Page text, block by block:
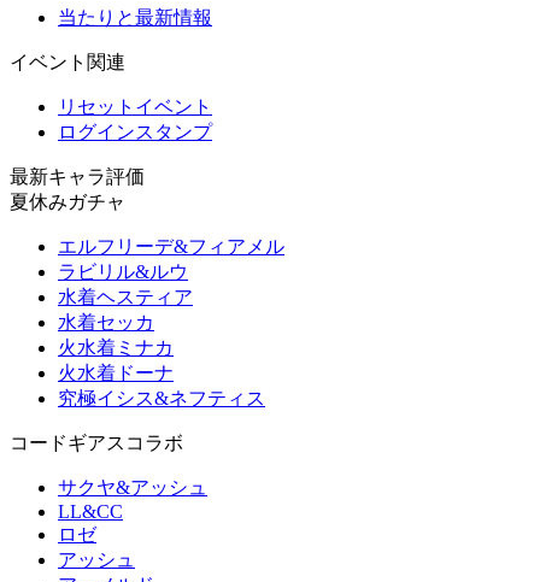
当たりと最新情報
イベント関連
リセットイベント
ログインスタンプ
最新キャラ評価
夏休みガチャ
エルフリーデ&フィアメル
ラビリル&ルウ
水着ヘスティア
水着セッカ
火水着ミナカ
火水着ドーナ
究極イシス&ネフティス
コードギアスコラボ
サクヤ&アッシュ
LL&CC
ロゼ
アッシュ